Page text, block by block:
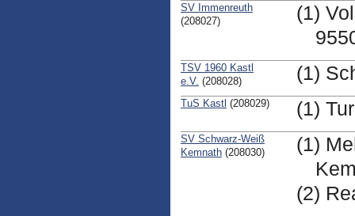
SV Immenreuth
(208027)
(1)
TSV 1960 Kastl
e.V. (208028) (1)
TuS Kastl (208029) (1)
SV Schwarz-Weiß
Kemnath(208030)
(1)
(2)